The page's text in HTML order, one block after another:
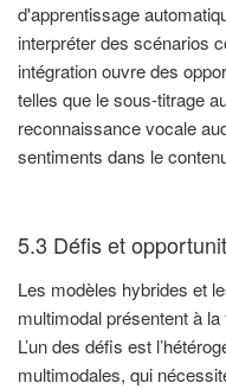
d'apprentissage
interpréter des scénarios
intégration ouvre des
telles que le sous-titrage
reconnaissance vocale
sentiments dans le
5.3 Défis et
Les modèles hybrides et
multimodal présentent à
L’un des défis est
multimodales, qui